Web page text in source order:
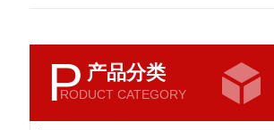
P 产品分类
RODUCT CATEGORY